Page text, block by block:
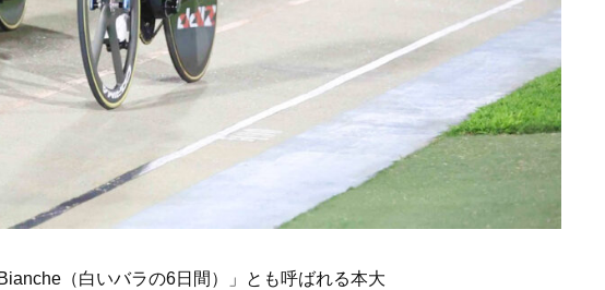
（白いバラの6日間）」とも呼ばれる本大